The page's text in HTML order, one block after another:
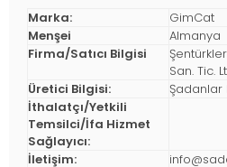
Marka:
GimCat
Menşei
Almanya
Firma/Satıcı Bilgisi
San. Tic.
Üretici Bilgisi:
Şadanlar
İthalatçı/Yetkili
Temsilci/İfa Hizmet
Sağlayıcı:
İletişim: